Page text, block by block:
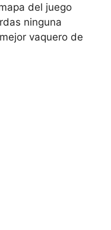
del juego
ninguna
vaquero de